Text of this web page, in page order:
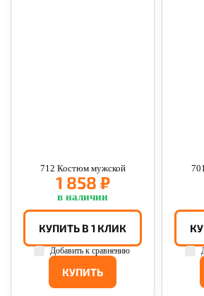
712 Костюм мужской
1 858 ₽
в наличии
КУПИТЬ
КУПИТЬ В 1 КЛИК
Добавить к сравнению